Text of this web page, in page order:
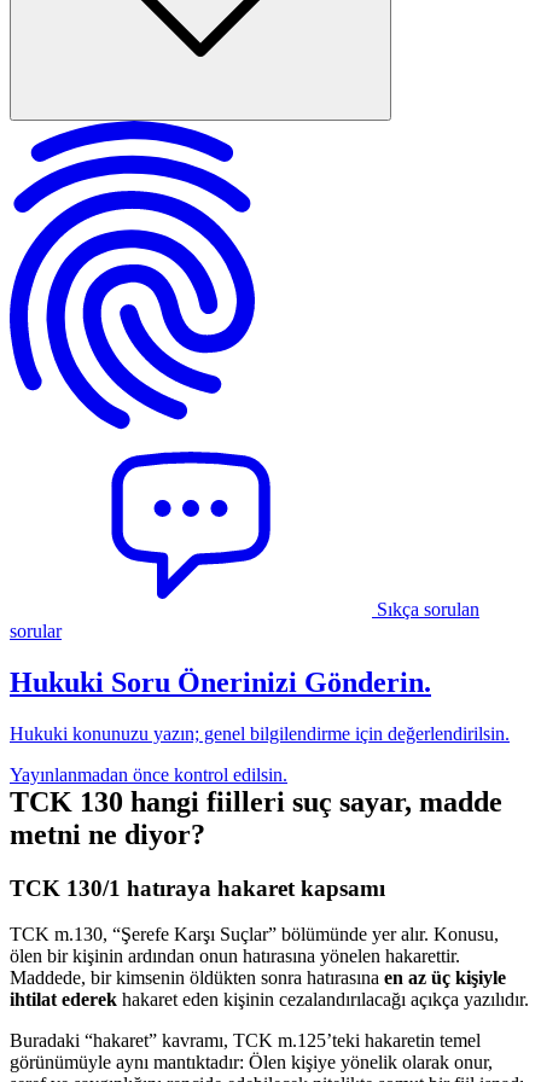
TCK 130 hangi fiilleri suç sayar, madde metni ne diyor?
Suçun oluşma şartları: mağdur, fail, fiil ve kast unsurları
Kişinin hatırasına hakaret suçunun cezası ve yaptırım seçenekleri
Şikayet hakkı kimde, şikayet süresi ne zaman başlar?
Hukuka uygunluk nedenleri ve ifade özgürlüğü sınırı
Uygulamada örnekler, deliller ve Yargıtay yaklaşımı
Sıkça sorulan
sorular
Hukuki Soru Önerinizi Gönderin.
Hukuki konunuzu yazın; genel bilgilendirme için değerlendirilsin.
Yayınlanmadan önce kontrol edilsin.
TCK 130 hangi fiilleri suç sayar, madde
metni ne diyor?
TCK 130/1 hatıraya hakaret kapsamı
TCK m.130, “Şerefe Karşı Suçlar” bölümünde yer alır. Konusu,
ölen bir kişinin ardından onun hatırasına yönelen hakarettir.
Maddede, bir kimsenin öldükten sonra hatırasına en az üç kişiyle
ihtilat ederek hakaret eden kişinin cezalandırılacağı açıkça yazılıdır.
Buradaki “hakaret” kavramı, TCK m.125’teki hakaretin temel
görünümüyle aynı mantıktadır: Ölen kişiye yönelik olarak onur,